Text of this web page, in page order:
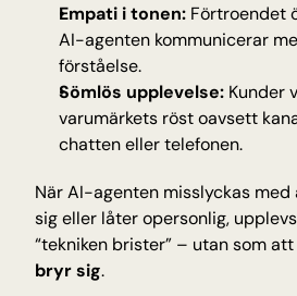
Empati i tonen: Förtroendet
AI-agenten kommunicerar
förståelse.
Sömlös upplevelse: Kunder
varumärkets röst oavsett
chatten eller telefonen.
När AI-agenten misslyckas
sig eller låter opersonlig,
“tekniken brister” – utan som att
bryr sig.